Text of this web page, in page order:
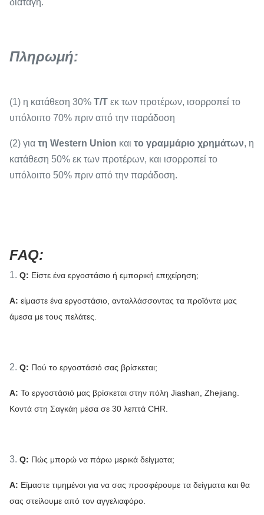
διαταγή.
Πληρωμή:
(1) η κατάθεση 30% T/T εκ των προτέρων, ισορροπεί το
υπόλοιπο 70% πριν από την παράδοση
(2) για τη Western Union και το γραμμάριο χρημάτων, η
κατάθεση 50% εκ των προτέρων, και ισορροπεί το
υπόλοιπο 50% πριν από την παράδοση.
FAQ:
1. Q: Είστε ένα εργοστάσιο ή εμπορική επιχείρηση;
Α: είμαστε ένα εργοστάσιο, ανταλλάσσοντας τα προϊόντα μας
άμεσα με τους πελάτες.
2. Q: Πού το εργοστάσιό σας βρίσκεται;
Α: Το εργοστάσιό μας βρίσκεται στην πόλη Jiashan, Zhejiang.
Κοντά στη Σαγκάη μέσα σε 30 λεπτά CHR.
3. Q: Πώς μπορώ να πάρω μερικά δείγματα;
Α: Είμαστε τιμημένοι για να σας προσφέρουμε τα δείγματα και θα
σας στείλουμε από τον αγγελιαφόρο.